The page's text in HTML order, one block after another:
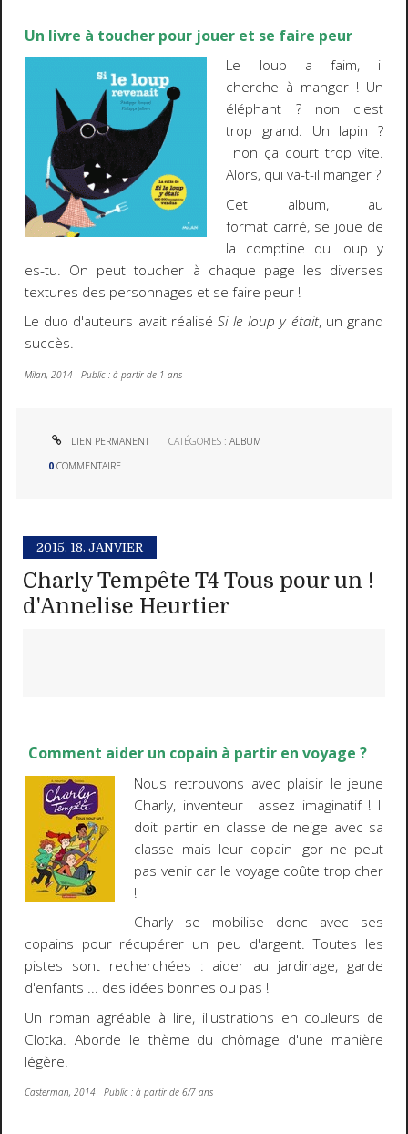
Un livre à toucher pour jouer et se faire peur
Le loup a faim, il
cherche à manger ! Un
éléphant ? non c'est
trop grand. Un lapin ?
non ça court trop vite.
Alors, qui va-t-il manger ?
Cet album, au
format carré, se joue de
la comptine du loup y
es-tu. On peut toucher à chaque page les diverses
textures des personnages et se faire peur !
Le duo d'auteurs avait réaliséSi le loup y était, un grand
succès.
Milan, 2014 Public : à partir de 1 ans
LIEN PERMANENT CATÉGORIES :ALBUM
0 COMMENTAIRE
2015. 18. JANVIER
Charly Tempête T4 Tous pour un !
d'Annelise Heurtier
Comment aider un copain à partir en voyage ?
Nous retrouvons avec plaisir le jeune
Charly, inventeur assez imaginatif ! Il
doit partir en classe de neige avec sa
classe mais leur copain Igor ne peut
pas venir car le voyage coûte trop cher
!
Charly se mobilise donc avec ses
copains pour récupérer un peu d'argent. Toutes les
pistes sont recherchées : aider au jardinage, garde
d'enfants ... des idées bonnes ou pas !
Un roman agréable à lire, illustrations en couleurs de
Clotka. Aborde le thème du chômage d'une manière
légère.
Casterman, 2014 Public : à partir de 6/7 ans